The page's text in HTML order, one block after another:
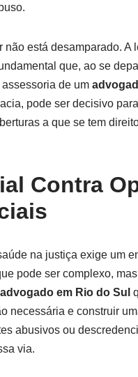
está desamparado.
que, ao se
de um
pode ser decisivo
a que se tem
Contra
na justiça exige um
pode ser complexo,
advogado em Rio do Sul
necessária e construir
abusivos ou
via.